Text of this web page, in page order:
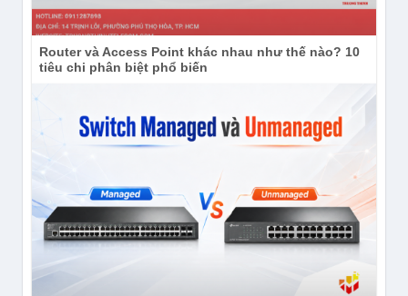
Camera Ezviz CS-H8c-R200-1J5WKF tích hợp còi đèn
Router và Access Point khác nhau như thế nào? 10
tiêu chi phân biệt phổ biến